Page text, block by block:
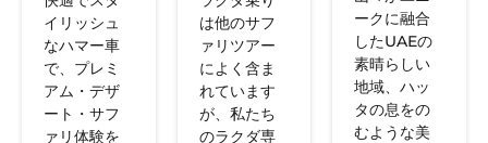
イリッシュ
なハマー車
で、プレミ
アム・デザ
ート・サフ
ァリ体験を
は他のサフ
ァリツアー
によく含ま
れています
が、私たち
のラクダ専
ークに融合
したUAEの
素晴らしい
地域、ハッ
タの息をの
むような美